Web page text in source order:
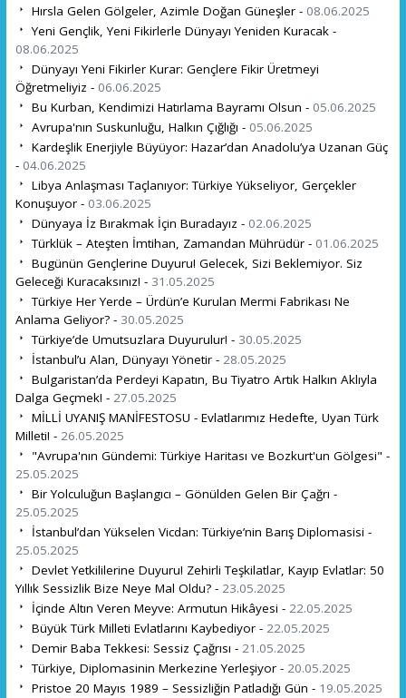
Hırsla Gelen Gölgeler, Azimle Doğan Güneşler - 08.06.2025
Yeni Gençlik, Yeni Fikirlerle Dünyayı Yeniden Kuracak -
08.06.2025
Dünyayı Yeni Fikirler Kurar: Gençlere Fikir Üretmeyi
Öğretmeliyiz - 06.06.2025
Bu Kurban, Kendimizi Hatırlama Bayramı Olsun - 05.06.2025
Avrupa'nın Suskunluğu, Halkın Çığlığı - 05.06.2025
Kardeşlik Enerjiyle Büyüyor: Hazar’dan Anadolu’ya Uzanan Güç
- 04.06.2025
Libya Anlaşması Taçlanıyor: Türkiye Yükseliyor, Gerçekler
Konuşuyor - 03.06.2025
Dünyaya İz Bırakmak İçin Buradayız - 02.06.2025
Türklük – Ateşten İmtihan, Zamandan Mührüdür - 01.06.2025
Bugünün Gençlerine Duyuru! Gelecek, Sizi Beklemiyor. Siz
Geleceği Kuracaksınız! - 31.05.2025
Türkiye Her Yerde – Ürdün’e Kurulan Mermi Fabrikası Ne
Anlama Geliyor? - 30.05.2025
Türkiye’de Umutsuzlara Duyurulur! - 30.05.2025
İstanbul’u Alan, Dünyayı Yönetir - 28.05.2025
Bulgaristan’da Perdeyi Kapatın, Bu Tiyatro Artık Halkın Aklıyla
Dalga Geçmek! - 27.05.2025
MİLLİ UYANIŞ MANİFESTOSU - Evlatlarımız Hedefte, Uyan Türk
Milleti! - 26.05.2025
"Avrupa'nın Gündemi: Türkiye Haritası ve Bozkurt'un Gölgesi" -
25.05.2025
Bir Yolculuğun Başlangıcı – Gönülden Gelen Bir Çağrı -
25.05.2025
İstanbul’dan Yükselen Vicdan: Türkiye’nin Barış Diplomasisi -
25.05.2025
Devlet Yetkililerine Duyuru! Zehirli Teşkilatlar, Kayıp Evlatlar: 50
Yıllık Sessizlik Bize Neye Mal Oldu? - 23.05.2025
İçinde Altın Veren Meyve: Armutun Hikâyesi - 22.05.2025
Büyük Türk Milleti Evlatlarını Kaybediyor - 22.05.2025
Demir Baba Tekkesi: Sessiz Çağrısı - 21.05.2025
Türkiye, Diplomasinin Merkezine Yerleşiyor - 20.05.2025
Pristoe 20 Mayıs 1989 – Sessizliğin Patladığı Gün - 19.05.2025